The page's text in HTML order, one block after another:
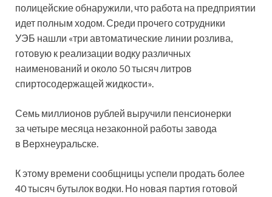
полицейские обнаружили, что работа на предприятии
идет полным ходом. Среди прочего сотрудники
УЭБ нашли «три автоматические линии розлива,
готовую к реализации водку различных
наименований и около 50 тысяч литров
спиртосодержащей жидкости».
Семь миллионов рублей выручили пенсионерки
за четыре месяца незаконной работы завода
в Верхнеуральске.
К этому времени сообщницы успели продать более
40 тысяч бутылок водки. Но новая партия готовой